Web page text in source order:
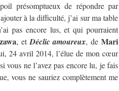
présomptueux de répondre par
à la difficulté, j’ai sur ma table
pas encore lus, et qui pourraient
, etDéclic amoureux, deMari
24 avril 2014, l’élue de mon cœur
ne l’avez pas encore lu, je fais
vous ne sauriez complètement me